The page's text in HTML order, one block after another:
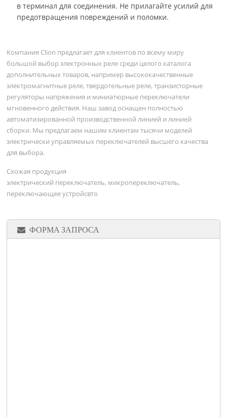
в терминал для соединения. Не прилагайте усилий для
предотвращения повреждений и поломки.
Компания Clion предлагает для клиентов по всему миру
большой выбор электронных реле среди целого каталога
дополнительных товаров, например высококачественные
электромагнитные реле, твердотельные реле, транзисторные
регуляторы напряжения и миниатюрные переключатели
мгновенного действия. Наш завод оснащен полностью
автоматизированной производственной линией и линией
сборки. Мы предлагаем нашим клиентам тысячи моделей
электрически управляемых переключателей высшего качества
для выбора.
Схожая продукция
электрический переключатель, микропереключатель,
переключающее устройсвто
ФОРМА ЗАПРОСА